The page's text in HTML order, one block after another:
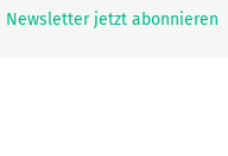
Newsletter jetzt abonnieren